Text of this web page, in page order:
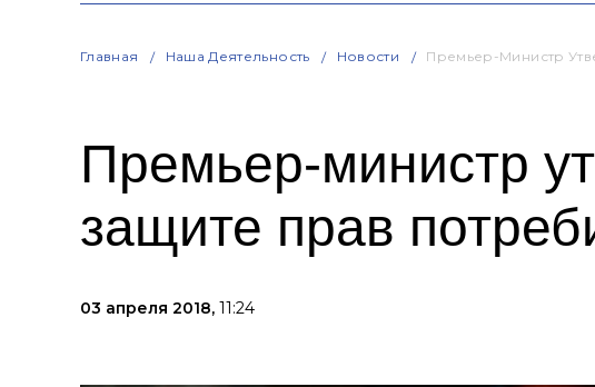
Главная Наша Деятельность Новости Премьер-Министр
Премьер-министр
защите прав
03 апреля 2018, 11:24